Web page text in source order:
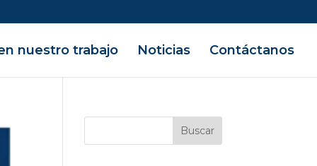
nuestro trabajo Noticias Contáctanos